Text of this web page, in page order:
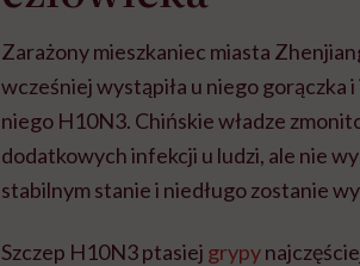
Zarażony mieszkaniec miasta
wcześniej wystąpiła u niego gorączka
niego H10N3. Chińskie władze
dodatkowych infekcji u ludzi, ale nie
stabilnym stanie i niedługo zostanie
Szczep H10N3 ptasiej grypy